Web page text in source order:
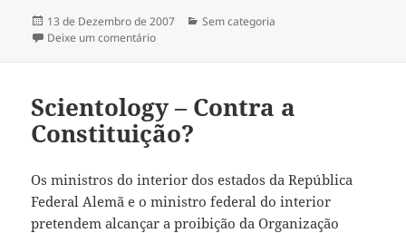
Publicado
a
13 de Dezembro de 2007 Categorias
Sem categoria
Deixe um comentário
Scientology – Contra a
Constituição?
Os ministros do interior dos estados da República
Federal Alemã e o ministro federal do interior
pretendem alcançar a proibição da Organização